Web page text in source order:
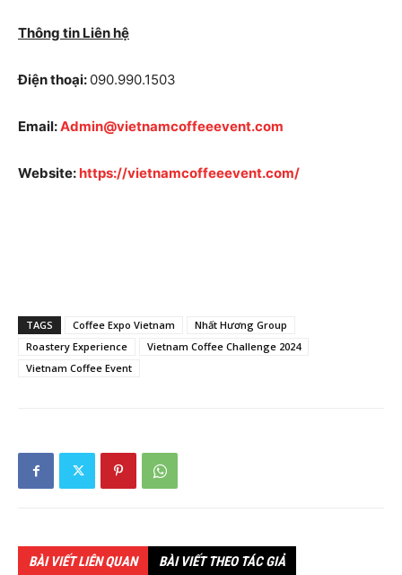
Thông tin Liên hệ
Điện thoại: 090.990.1503
Email:Admin@vietnamcoffeeevent.com
Website: https://vietnamcoffeeevent.com/
TAGS Coffee Expo Vietnam
Nhất Hương Group
Roastery Experience
Vietnam Coffee Challenge 2024
Vietnam Coffee Event
BÀI VIẾT LIÊN QUAN BÀI VIẾT THEO TÁC GIẢ